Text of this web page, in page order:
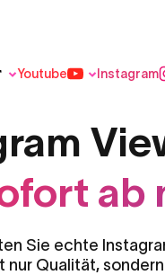
Youtube Instagram
ab
Sie echte
nur Qualität,